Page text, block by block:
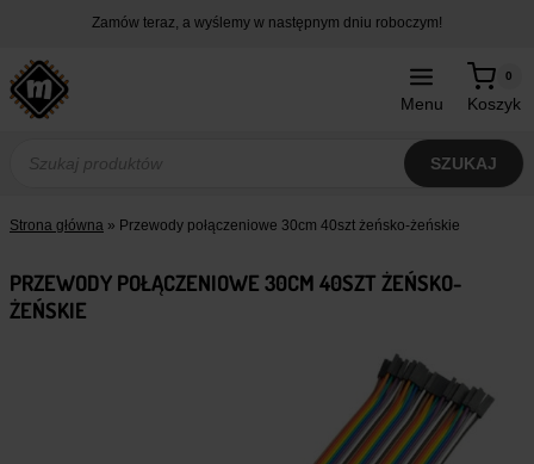
treści
Zamów teraz, a wyślemy w następnym dniu roboczym!
Menu Koszyk
0
produktów
SZUKAJ
Strona główna » Przewody połączeniowe 30cm 40szt żeńsko-żeńskie
PRZEWODY POŁĄCZENIOWE 30CM 40SZT ŻEŃSKO-
ŻEŃSKIE